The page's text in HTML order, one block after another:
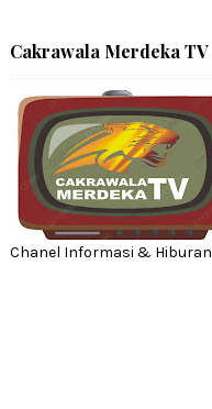
Cakrawala Merdeka TV
Chanel Informasi & Hiburan